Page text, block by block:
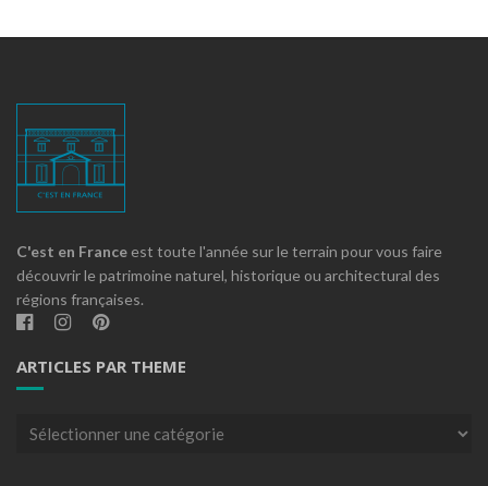
C'est en France est toute l'année sur le terrain pour vous faire
découvrir le patrimoine naturel, historique ou architectural des
régions françaises.
ARTICLES PAR THEME
Articles